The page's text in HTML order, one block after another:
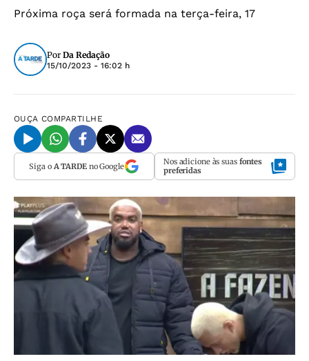
Próxima roça será formada na terça-feira, 17
Por Da Redação
15/10/2023 - 16:02 h
OUÇA COMPARTILHE
Siga o A TARDEno Google Nos adicione às suas fontes
preferidas